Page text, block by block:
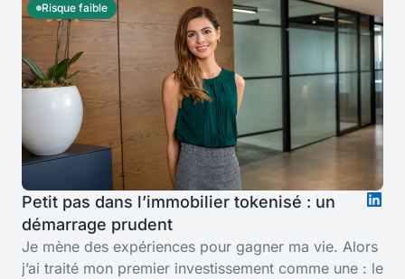
Risque faible
Petit pas dans l’immobilier tokenisé : un
démarrage prudent
Je mène des expériences pour gagner ma vie. Alors
j’ai traité mon premier investissement comme une : le